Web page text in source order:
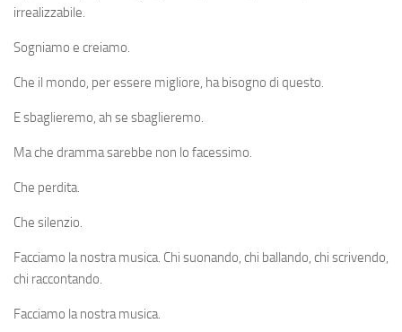
irrealizzabile.
Sogniamo e creiamo.
Che il mondo, per essere migliore, ha bisogno di questo.
E sbaglieremo, ah se sbaglieremo.
Ma che dramma sarebbe non lo facessimo.
Che perdita.
Che silenzio.
Facciamo la nostra musica. Chi suonando, chi ballando, chi scrivendo,
chi raccontando.
Facciamo la nostra musica.